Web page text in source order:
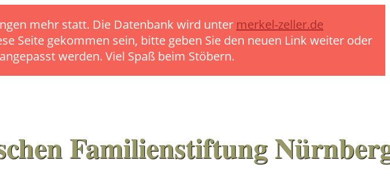
mehr statt. Die Datenbank wird unter merkel-zeller.de
Seite gekommen sein, bitte geben Sie den neuen Link weiter oder
werden. Viel Spaß beim Stöbern.
Familienstiftung